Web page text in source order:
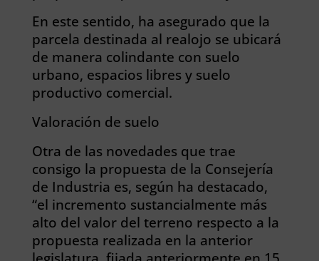
En este sentido, ha asegurado que la
parcela destinada al realojo se ubicará
de manera colindante con suelo
urbano, espacios libres y suelo
productivo comercial.
Valoración de suelo
Otra de las novedades que trae
consigo la propuesta de la Consejería
de Industria es, según ha destacado,
“el incremento sustancialmente más
alto del valor del terreno respecto a la
propuesta realizada en la anterior